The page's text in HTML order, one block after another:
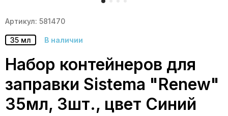
Артикул: 581470
35 мл В наличии
Набор контейнеров для
заправки Sistema "Renew"
35мл, 3шт., цвет Синий